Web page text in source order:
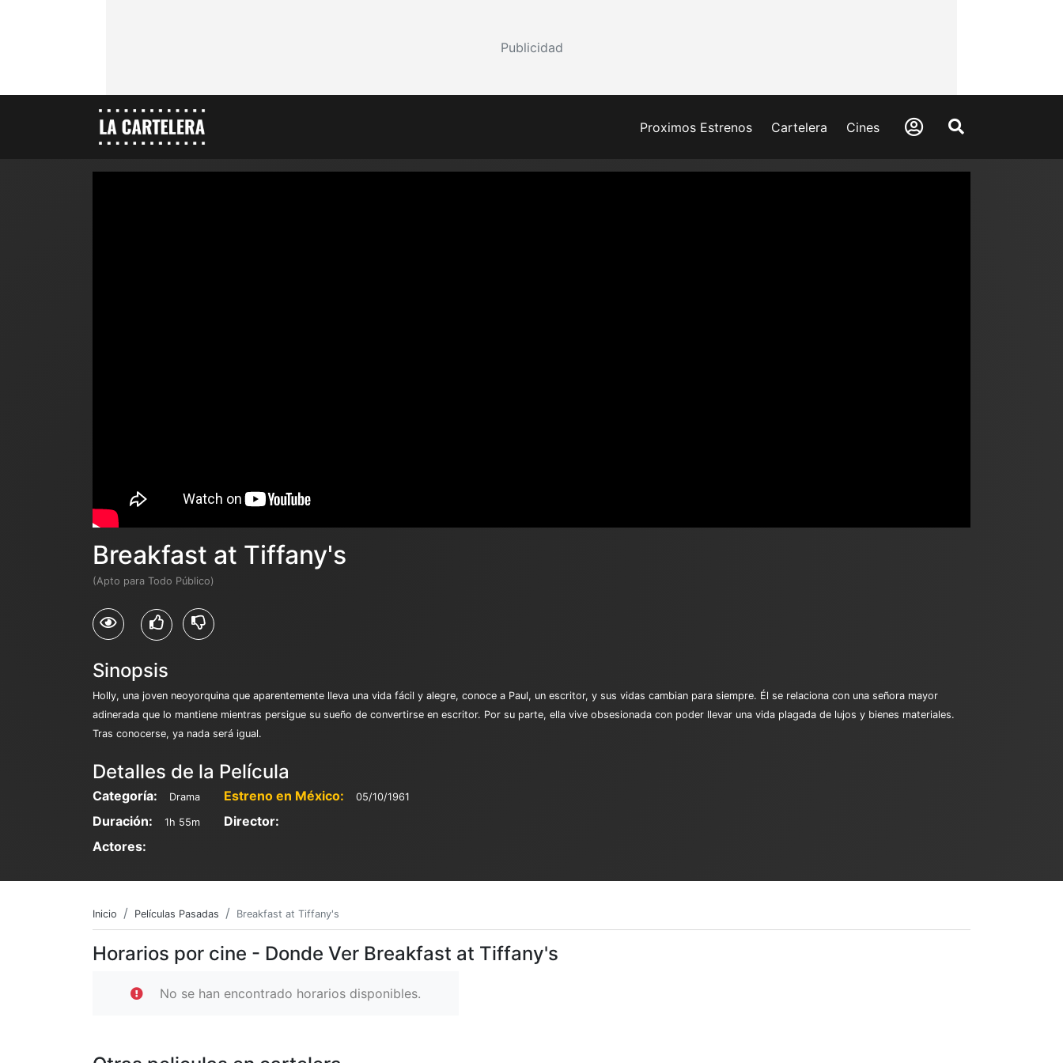
Publicidad
Proximos Estrenos Cartelera Cines
Breakfast at Tiffany's
(Apto para Todo Público)
Sinopsis
Holly, una joven neoyorquina que aparentemente lleva una vida fácil y alegre, conoce a Paul, un escritor, y sus vidas cambian para siempre. Él se relaciona con una señora mayor
adinerada que lo mantiene mientras persigue su sueño de convertirse en escritor. Por su parte, ella vive obsesionada con poder llevar una vida plagada de lujos y bienes materiales.
Tras conocerse, ya nada será igual.
Detalles de la Película
Categoría: Drama Estreno en México: 05/10/1961
Duración: 1h 55m
Director:
Actores:
Inicio Películas Pasadas Breakfast at Tiffany's
Horarios por cine - Donde Ver Breakfast at Tiffany's
No se han encontrado horarios disponibles.